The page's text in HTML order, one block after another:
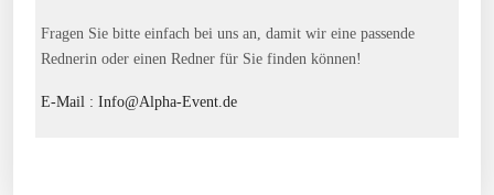
Fragen Sie bitte einfach bei uns an, damit wir eine passende
Rednerin oder einen Redner für Sie finden können!
E-Mail : Info@Alpha-Event.de